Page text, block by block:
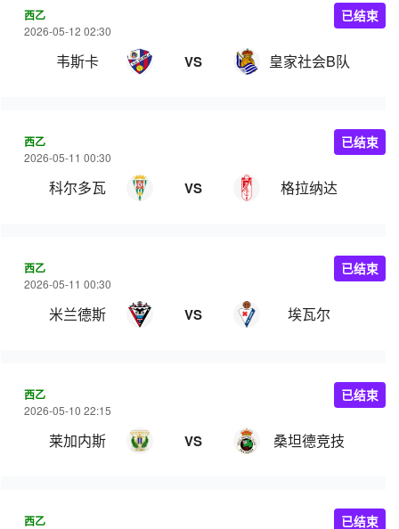
西乙
2026-05-12 02:30
韦斯卡 VS 皇家社会B队
已结束
西乙
2026-05-11 00:30
科尔多瓦 VS 格拉纳达
已结束
西乙
2026-05-11 00:30
米兰德斯 VS 埃瓦尔
已结束
西乙
2026-05-10 22:15
莱加内斯 VS 桑坦德竞技
已结束
西乙 已结束